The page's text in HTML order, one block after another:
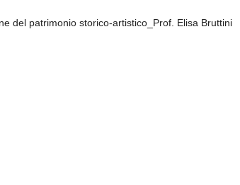
del patrimonio storico-artistico_Prof. Elisa Bruttini